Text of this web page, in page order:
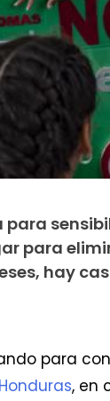
para
para
hay
para
Honduras, en